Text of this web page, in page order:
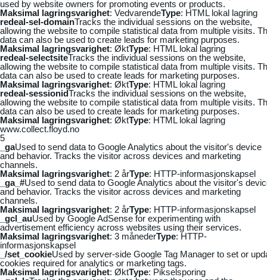
used by website owners for promoting events or products.
Maksimal lagringsvarighet: VedvarendeType: HTML lokal lagring
redeal-sel-domainTracks the individual sessions on the website,
allowing the website to compile statistical data from multiple visits.
data can also be used to create leads for marketing purposes.
Maksimal lagringsvarighet: ØktType: HTML lokal lagring
redeal-selectsiteTracks the individual sessions on the website,
allowing the website to compile statistical data from multiple visits.
data can also be used to create leads for marketing purposes.
Maksimal lagringsvarighet: ØktType: HTML lokal lagring
redeal-sessionidTracks the individual sessions on the website,
allowing the website to compile statistical data from multiple visits.
data can also be used to create leads for marketing purposes.
Maksimal lagringsvarighet: ØktType: HTML lokal lagring
www.collect.floyd.no
5
_gaUsed to send data to Google Analytics about the visitor's device
and behavior. Tracks the visitor across devices and marketing
channels.
Maksimal lagringsvarighet: 2 årType: HTTP-informasjonskapsel
_ga_#Used to send data to Google Analytics about the visitor's
and behavior. Tracks the visitor across devices and marketing
channels.
Maksimal lagringsvarighet: 2 årType: HTTP-informasjonskapsel
_gcl_auUsed by Google AdSense for experimenting with
advertisement efficiency across websites using their services.
Maksimal lagringsvarighet: 3 månederType: HTTP-
informasjonskapsel
_/set_cookieUsed by server-side Google Tag Manager to set or
cookies required for analytics or marketing tags.
Maksimal lagringsvarighet: ØktType: Pikselsporing